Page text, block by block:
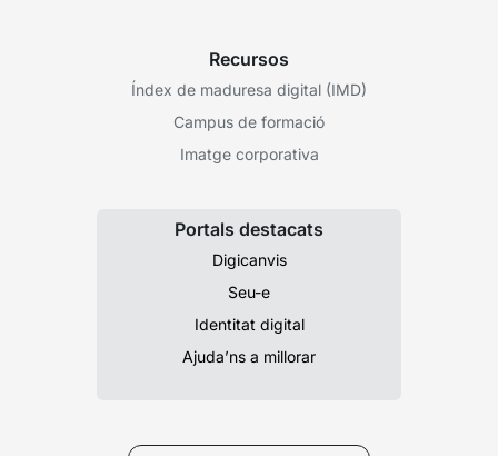
Recursos
Índex de maduresa digital (IMD)
Campus de formació
Imatge corporativa
Portals destacats
Digicanvis
Seu-e
Identitat digital
Ajuda’ns a millorar